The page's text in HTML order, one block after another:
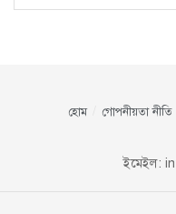
হোম গোপনীয়তা নীতি
ইমেইল: